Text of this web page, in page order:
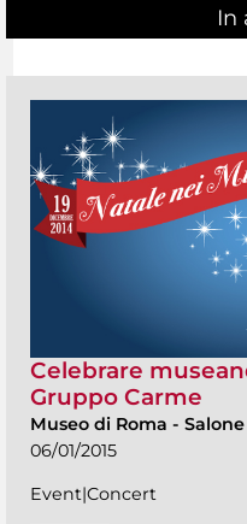
In
Celebrare
Gruppo Carme
Museo di Roma -
06/01/2015
Event|Concert